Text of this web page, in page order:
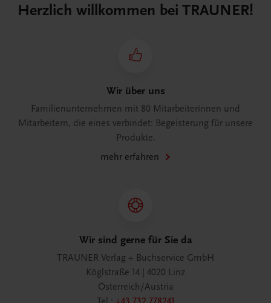
Herzlich willkommen bei TRAUNER!
Wir über uns
Familienunternehmen mit 80 Mitarbeiterinnen und
Mitarbeitern, die eines verbindet: Begeisterung für unsere
Produkte.
mehr erfahren
Wir sind gerne für Sie da
TRAUNER Verlag + Buchservice GmbH
Köglstraße 14 | 4020 Linz
Österreich/Austria